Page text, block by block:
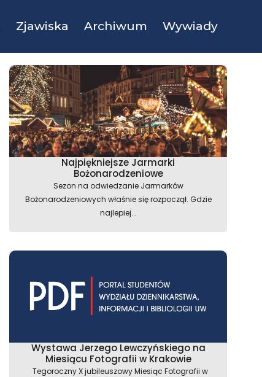
Zjawiska Archiwum Wywiady
Najpiękniejsze Jarmarki
Bożonarodzeniowe
Sezon na odwiedzanie Jarmarków
Bożonarodzeniowych właśnie się rozpoczął. Gdzie
najlepiej...
Wystawa Jerzego Lewczyńskiego na
Miesiącu Fotografii w Krakowie
Tegoroczny X jubileuszowy Miesiąc Fotografii w